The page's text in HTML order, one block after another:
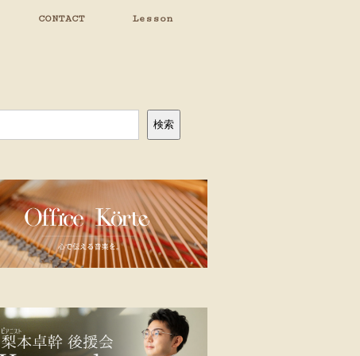
CONTACT Lesson
検索